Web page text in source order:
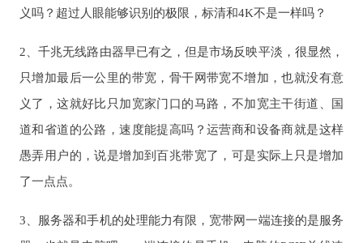
义吗？超过人眼能够识别的极限，标清和4K不是一样吗？
2、千兆无线路由器早已有之，但是市场反映平淡，很显然，
只增加最后一公里的带宽，骨干网带宽不增加，也就没有意
义了，这就好比只加宽家门口的马路，不加宽主干街道、国
道和省道的公路，速度能提高吗？运营商和设备商就是这样
愚弄用户的，说是增加到百兆带宽了，可是实际上只是增加
了一点点。
3、服务器和手机的处理能力有限，宽带网一端连接的是服务